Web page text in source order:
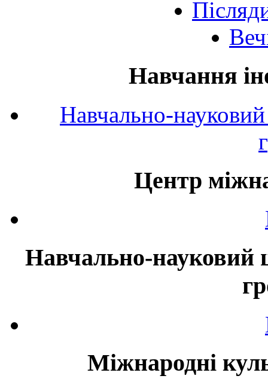
Навчання
Навчально-
Центр
Навчально-науковий
Міжнародні